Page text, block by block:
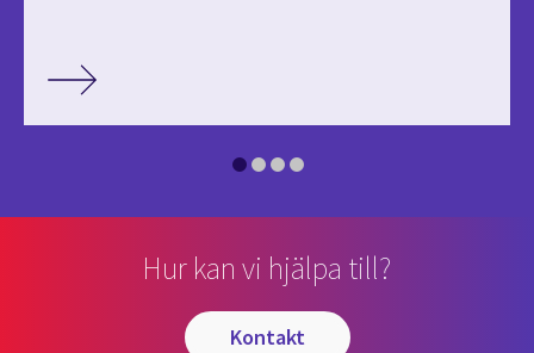
Hur kan vi hjälpa till?
kontakt